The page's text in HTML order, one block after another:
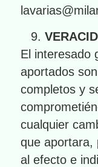
El interesado
aportados
completos y
cualquier
que aportara,
al efecto e